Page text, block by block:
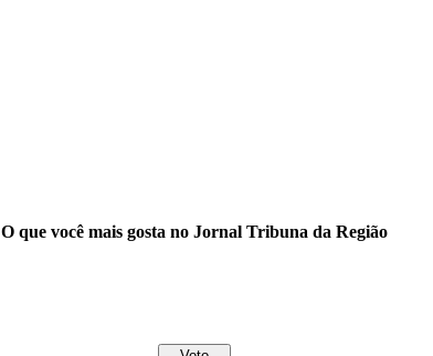
O que você mais gosta no Jornal Tribuna da Região